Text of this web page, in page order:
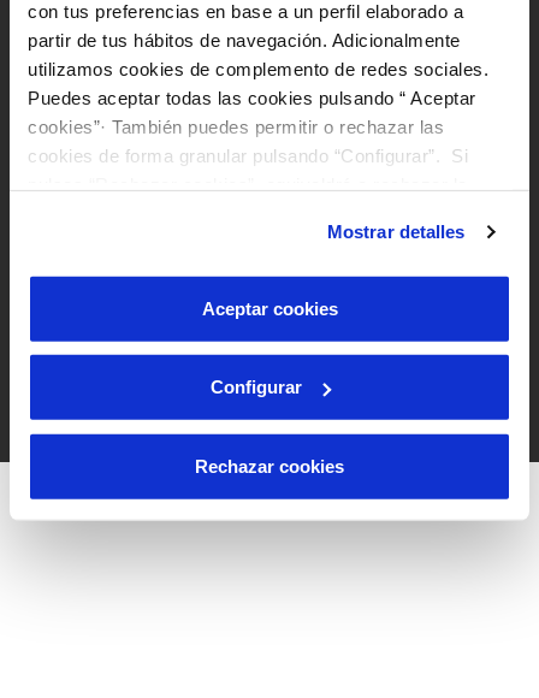
con tus preferencias en base a un perfil elaborado a
partir de tus hábitos de navegación. Adicionalmente
utilizamos cookies de complemento de redes sociales.
Puedes aceptar todas las cookies pulsando “ Aceptar
cookies”· También puedes permitir o rechazar las
cookies de forma granular pulsando “Configurar”. Si
son indispensables para que el sitio web funcione y que
por tanto no se pueden desactivar. Puedes consultar
más información en nuestra
Política de Cookies
Mostrar detalles
Aceptar cookies
Configurar
Rechazar cookies
Cookies policy
Accessibility
Follow us on: